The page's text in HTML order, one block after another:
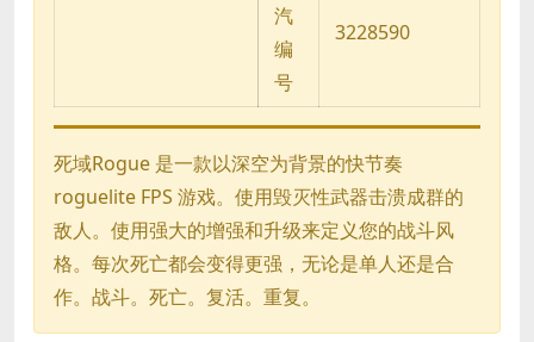
汽
编
号
3228590
死域Rogue 是一款以深空为背景的快节奏
roguelite FPS 游戏。使用毁灭性武器击溃成群的
敌人。使用强大的增强和升级来定义您的战斗风
格。每次死亡都会变得更强，无论是单人还是合
作。战斗。死亡。复活。重复。